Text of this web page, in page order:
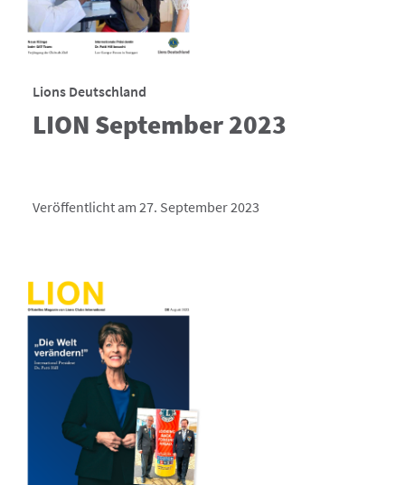
Lions Deutschland
LION September 2023
Veröffentlicht am 27. September 2023